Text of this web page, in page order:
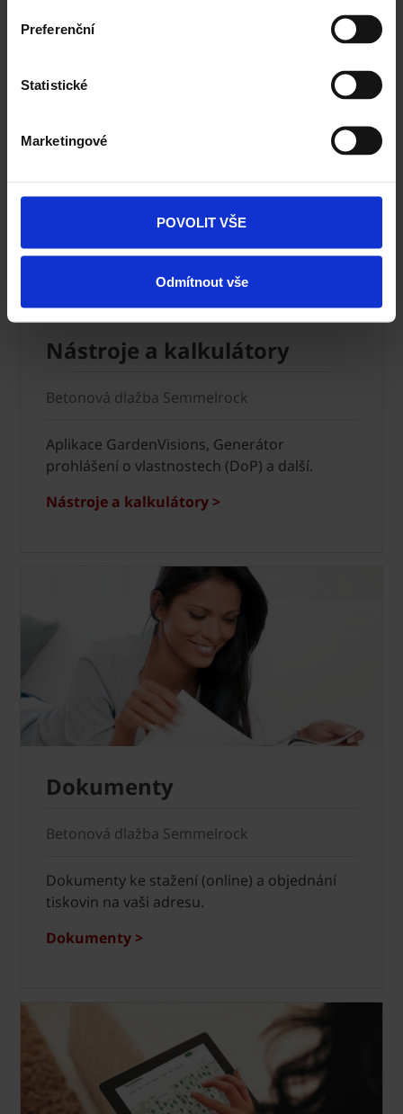
Preferenční
Statistické
Marketingové
POVOLIT VŠE
Odmítnout vše
akční nabídky a další.
Nástroje a kalkulátory
Betonová dlažba Semmelrock
Aplikace GardenVisions, Generátor
prohlášení o vlastnostech (DoP) a další.
Nástroje a kalkulátory >
Dokumenty
Betonová dlažba Semmelrock
Dokumenty ke stažení (online) a objednání
tiskovin na vaši adresu.
Dokumenty >